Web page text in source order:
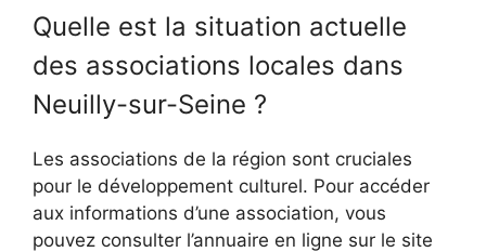
Quelle est la situation actuelle
des associations locales dans
Neuilly-sur-Seine ?
Les associations de la région sont cruciales
pour le développement culturel. Pour accéder
aux informations d’une association, vous
pouvez consulter l’annuaire en ligne sur le site